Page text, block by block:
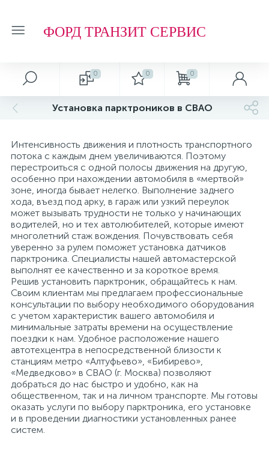
ФОРД ТРАНЗИТ СЕРВИС
0 0 0
Установка парктроников в СВАО
Интенсивность движения и плотность транспортного
потока с каждым днем увеличиваются. Поэтому
перестроиться с одной полосы движения на другую,
особенно при нахождении автомобиля в «мертвой»
зоне, иногда бывает нелегко. Выполнение заднего
хода, въезд под арку, в гараж или узкий переулок
может вызывать трудности не только у начинающих
водителей, но и тех автолюбителей, которые имеют
многолетний стаж вождения. Почувствовать себя
уверенно за рулем поможет установка датчиков
парктроника. Специалисты нашей автомастерской
выполнят ее качественно и за короткое время.
Решив установить парктроник, обращайтесь к нам.
Своим клиентам мы предлагаем профессиональные
консультации по выбору необходимого оборудования
с учетом характеристик вашего автомобиля и
минимальные затраты времени на осуществление
поездки к нам. Удобное расположение нашего
автотехцентра в непосредственной близости к
станциям метро «Алтуфьево», «Бибирево»,
«Медведково» в СВАО (г. Москва) позволяют
добраться до нас быстро и удобно, как на
общественном, так и на личном транспорте. Мы готовы
оказать услуги по выбору парктроника, его установке
и в проведении диагностики установленных ранее
систем.